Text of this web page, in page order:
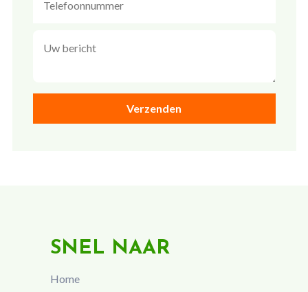
SNEL NAAR
Home